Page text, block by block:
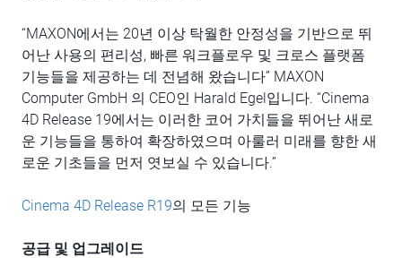
“MAXON에서는 20년 이상 탁월한 안정성을 기반으로 뛰
어난 사용의 편리성, 빠른 워크플로우 및 크로스 플랫폼
기능들을 제공하는 데 전념해 왔습니다” MAXON
Computer GmbH 의 CEO인 Harald Egel입니다. “Cinema
4D Release 19에서는 이러한 코어 가치들을 뛰어난 새로
운 기능들을 통하여 확장하였으며 아룰러 미래를 향한 새
로운 기초들을 먼저 엿보실 수 있습니다.”
Cinema 4D Release R19의 모든 기능
공급 및 업그레이드